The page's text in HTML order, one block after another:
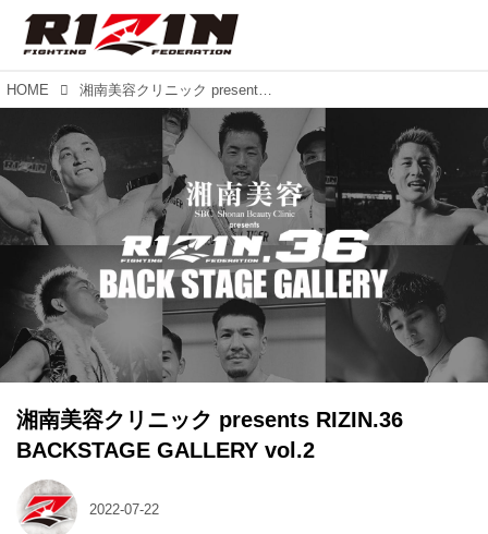
HOME 湘南美容クリニック presents RIZIN.36 BACKSTAGE GALLERY vol.2
湘南美容クリニック presents RIZIN.36
BACKSTAGE GALLERY vol.2
2022-07-22